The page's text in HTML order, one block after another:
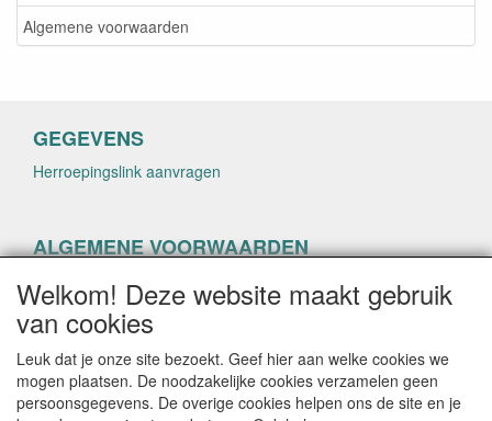
Algemene voorwaarden
GEGEVENS
Herroepingslink aanvragen
ALGEMENE VOORWAARDEN
Herroepingslink aanvragen
Welkom! Deze website maakt gebruik
van cookies
Leuk dat je onze site bezoekt. Geef hier aan welke cookies we
mogen plaatsen. De noodzakelijke cookies verzamelen geen
persoonsgegevens. De overige cookies helpen ons de site en je